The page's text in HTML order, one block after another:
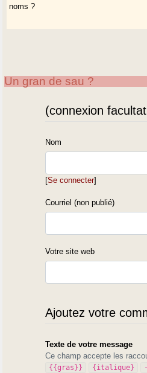
noms ?
Un gran de sau ?
(connexion
Nom
[Se connecter]
Courriel (non publié)
Votre site web
Ajoutez votre
Texte de votre message
Ce champ accepte les
{{gras}} {italique}